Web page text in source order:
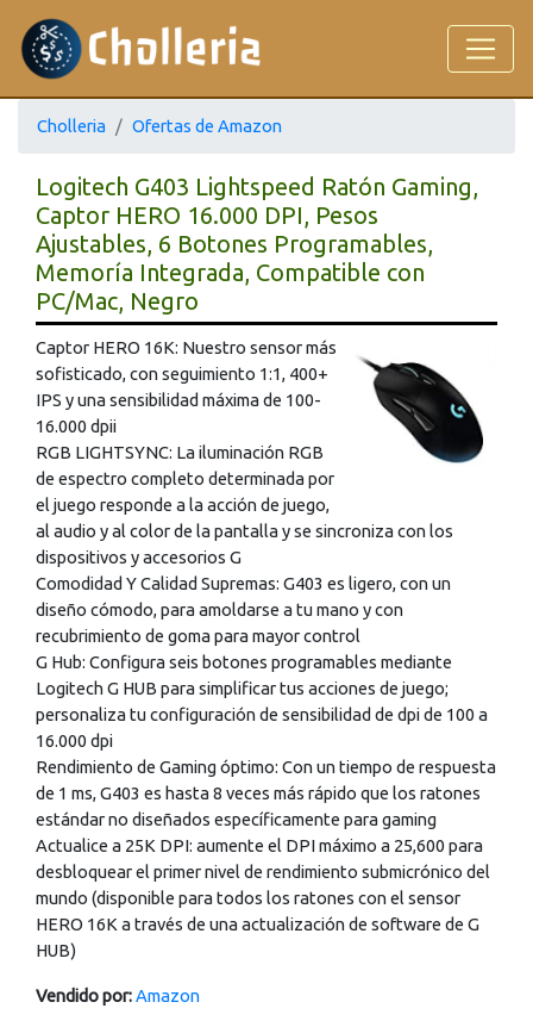
Cholleria Ofertas de Amazon
Logitech G403 Lightspeed Ratón Gaming,
Captor HERO 16.000 DPI, Pesos
Ajustables, 6 Botones Programables,
Memoría Integrada, Compatible con
PC/Mac, Negro
Captor HERO 16K: Nuestro sensor más
sofisticado, con seguimiento 1:1, 400+
IPS y una sensibilidad máxima de 100-
16.000 dpii
RGB LIGHTSYNC: La iluminación RGB
de espectro completo determinada por
el juego responde a la acción de juego,
al audio y al color de la pantalla y se sincroniza con los
dispositivos y accesorios G
Comodidad Y Calidad Supremas: G403 es ligero, con un
diseño cómodo, para amoldarse a tu mano y con
recubrimiento de goma para mayor control
G Hub: Configura seis botones programables mediante
Logitech G HUB para simplificar tus acciones de juego;
personaliza tu configuración de sensibilidad de dpi de 100 a
16.000 dpi
Rendimiento de Gaming óptimo: Con un tiempo de respuesta
de 1 ms, G403 es hasta 8 veces más rápido que los ratones
estándar no diseñados específicamente para gaming
Actualice a 25K DPI: aumente el DPI máximo a 25,600 para
desbloquear el primer nivel de rendimiento submicrónico del
mundo (disponible para todos los ratones con el sensor
HERO 16K a través de una actualización de software de G
HUB)
Vendido por:Amazon